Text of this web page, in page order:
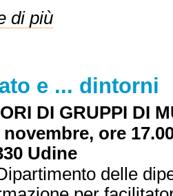
di più
e ... dintorni
DI GRUPPI DI
ore
Udine
delle